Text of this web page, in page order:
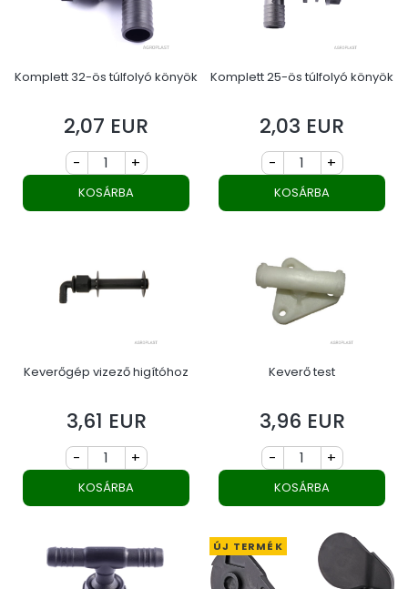
Komplett 32-ös túlfolyó könyök
Ár
2,07 EUR
- +
KOSÁRBA
Komplett 25-ös túlfolyó könyök
Ár
2,03 EUR
- +
KOSÁRBA
Keverőgép vizező higítóhoz
Ár
3,61 EUR
- +
KOSÁRBA
Keverő test
Ár
3,96 EUR
- +
KOSÁRBA
ÚJ TERMÉK